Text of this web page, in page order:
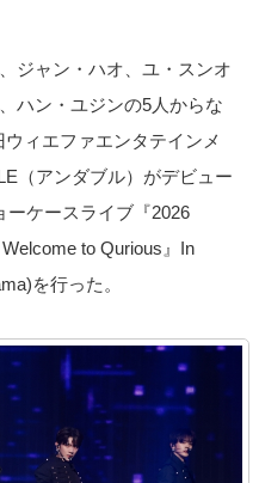
ジャン・ハオ、ユ・スンオ
ハン・ユジンの5人からな
ィエファエンタテインメ
（アンダブル）がデビュー
ーケースライブ『2026
to Qurious』In
を行った。